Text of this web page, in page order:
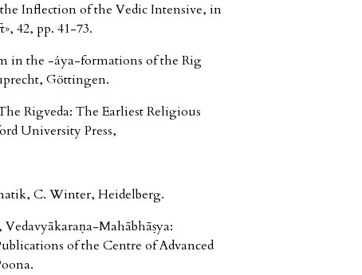
Inflection of the Vedic Intensive, in
42, pp. 41-73.
in the -áya-formations of the Rig
Göttingen.
Rigveda: The Earliest Religious
University Press,
C. Winter, Heidelberg.
Vedavyākaraṇa-Mahābhāṣya:
of the Centre of Advanced